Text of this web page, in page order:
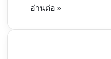
อ่านต่อ »